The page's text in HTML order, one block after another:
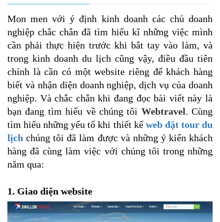
Mon men với ý định kinh doanh các chủ doanh
nghiệp chắc chắn đã tìm hiểu kĩ những việc mình
cần phải thực hiện trước khi bắt tay vào làm, và
trong kinh doanh du lịch cũng vậy, điều đầu tiên
chính là cần có một website riêng để khách hàng
biết và nhận diện doanh nghiệp, dịch vụ của doanh
nghiệp. Và chắc chắn khi đang đọc bài viết này là
bạn đang tìm hiểu về chúng tôi Webtravel. Cùng
tìm hiểu những yếu tố khi thiết kế web đặt tour du
lịchchúng tôi đã làm được và những ý kiến khách
hàng đã cùng làm việc với chúng tôi trong những
năm qua:
1. Giao diện website